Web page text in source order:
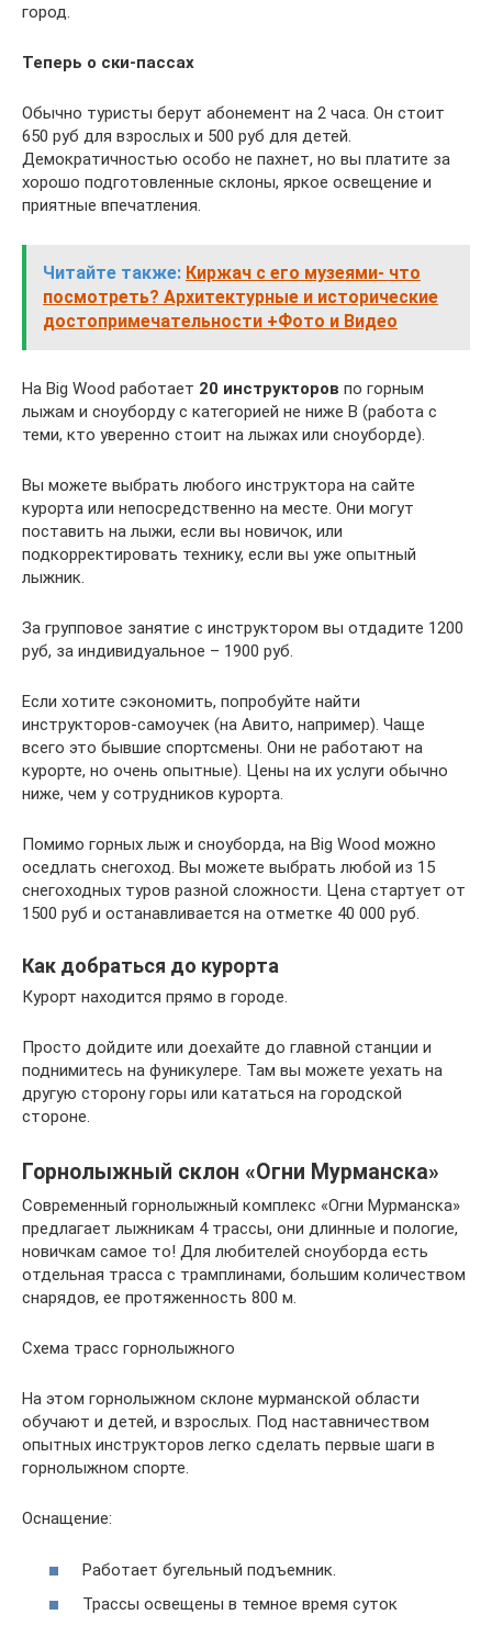
город.
Теперь о ски-пассах
Обычно туристы берут абонемент на 2 часа. Он стоит
650 руб для взрослых и 500 руб для детей.
Демократичностью особо не пахнет, но вы платите за
хорошо подготовленные склоны, яркое освещение и
приятные впечатления.
Читайте также: Киржач с его музеями- что
посмотреть? Архитектурные и исторические
достопримечательности +Фото и Видео
На Big Wood работает 20 инструкторов по горным
лыжам и сноуборду с категорией не ниже В (работа с
теми, кто уверенно стоит на лыжах или сноуборде).
Вы можете выбрать любого инструктора на сайте
курорта или непосредственно на месте. Они могут
поставить на лыжи, если вы новичок, или
подкорректировать технику, если вы уже опытный
лыжник.
За групповое занятие с инструктором вы отдадите 1200
руб, за индивидуальное – 1900 руб.
Если хотите сэкономить, попробуйте найти
инструкторов-самоучек (на Авито, например). Чаще
всего это бывшие спортсмены. Они не работают на
курорте, но очень опытные). Цены на их услуги обычно
ниже, чем у сотрудников курорта.
Помимо горных лыж и сноуборда, на Big Wood можно
оседлать снегоход. Вы можете выбрать любой из 15
снегоходных туров разной сложности. Цена стартует от
1500 руб и останавливается на отметке 40 000 руб.
Как добраться до курорта
Курорт находится прямо в городе.
Просто дойдите или доехайте до главной станции и
поднимитесь на фуникулере. Там вы можете уехать на
другую сторону горы или кататься на городской
стороне.
Горнолыжный склон «Огни Мурманска»
Современный горнолыжный комплекс «Огни Мурманска»
предлагает лыжникам 4 трассы, они длинные и пологие,
новичкам самое то! Для любителей сноуборда есть
отдельная трасса с трамплинами, большим количеством
снарядов, ее протяженность 800 м.
Схема трасс горнолыжного
На этом горнолыжном склоне мурманской области
обучают и детей, и взрослых. Под наставничеством
опытных инструкторов легко сделать первые шаги в
горнолыжном спорте.
Оснащение:
Работает бугельный подъемник.
Трассы освещены в темное время суток